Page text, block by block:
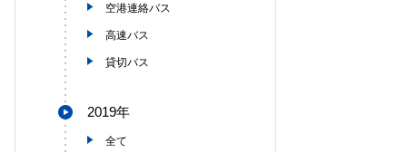
空港連絡バス
高速バス
貸切バス
2019年
全て